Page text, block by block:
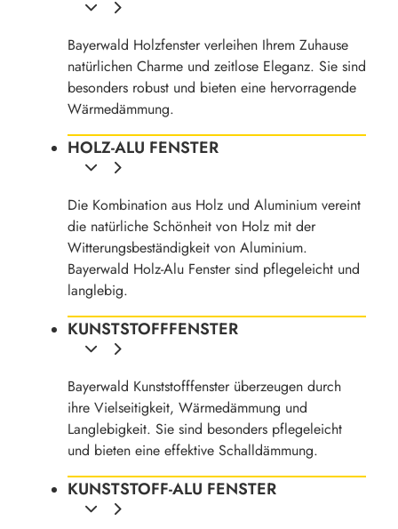
Bayerwald Holzfenster verleihen Ihrem Zuhause
natürlichen Charme und zeitlose Eleganz. Sie sind
besonders robust und bieten eine hervorragende
Wärmedämmung.
HOLZ-ALU FENSTER
Die Kombination aus Holz und Aluminium vereint
die natürliche Schönheit von Holz mit der
Witterungsbeständigkeit von Aluminium.
Bayerwald Holz-Alu Fenster sind pflegeleicht und
langlebig.
KUNSTSTOFFFENSTER
Bayerwald Kunststofffenster überzeugen durch
ihre Vielseitigkeit, Wärmedämmung und
Langlebigkeit. Sie sind besonders pflegeleicht
und bieten eine effektive Schalldämmung.
KUNSTSTOFF-ALU FENSTER